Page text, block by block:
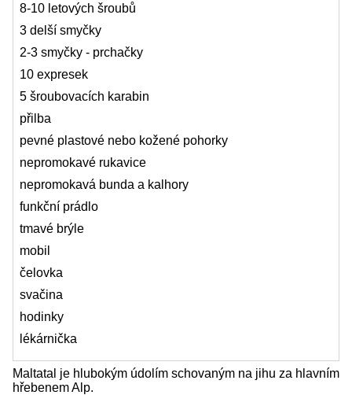
8-10 letových šroubů
3 delší smyčky
2-3 smyčky - prchačky
10 expresek
5 šroubovacích karabin
přilba
pevné plastové nebo kožené pohorky
nepromokavé rukavice
nepromokavá bunda a kalhory
funkční prádlo
tmavé brýle
mobil
čelovka
svačina
hodinky
lékárnička
Maltatal je hlubokým údolím schovaným na jihu za hlavním
hřebenem Alp.